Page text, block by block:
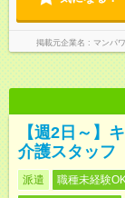
掲載元企業名 マンパ
【週2日～】
介護スタッフ
派遣 職種未経験